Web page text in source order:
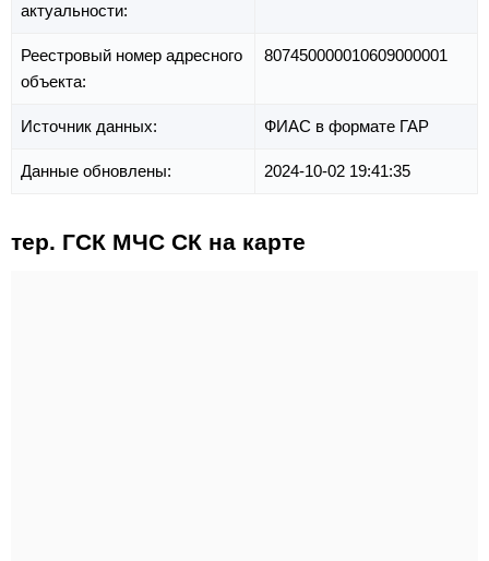
актуальности:
Реестровый номер адресного
объекта:
807450000010609000001
Источник данных: ФИАС в формате ГАР
Данные обновлены: 2024-10-02 19:41:35
тер. ГСК МЧС СК на карте